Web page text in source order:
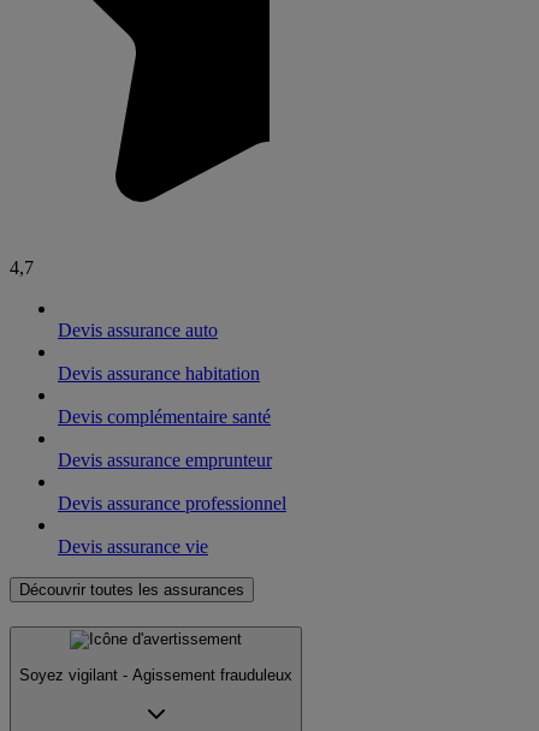
4,7
Devis assurance auto
Devis assurance habitation
Devis complémentaire santé
Devis assurance emprunteur
Devis assurance professionnel
Devis assurance vie
Découvrir toutes les assurances
Soyez vigilant - Agissement frauduleux